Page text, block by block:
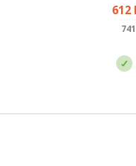
612
741